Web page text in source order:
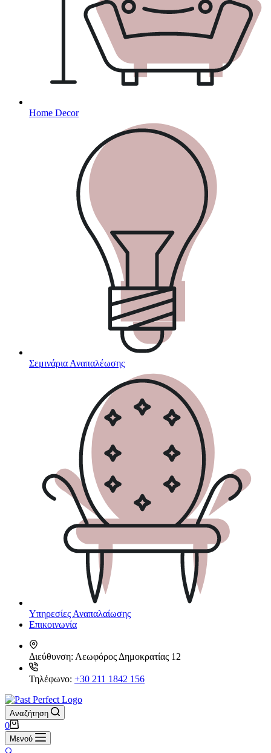
Home Decor
Σεμινάρια Αναπαλέωσης
Υπηρεσίες Αναπαλαίωσης
Επικοινωνία
Διεύθυνση: Λεωφόρος Δημοκρατίας 12
Τηλέφωνο: +30 211 1842 156
Αναζήτηση
Καλάθι
Αγορών
0
Μενού